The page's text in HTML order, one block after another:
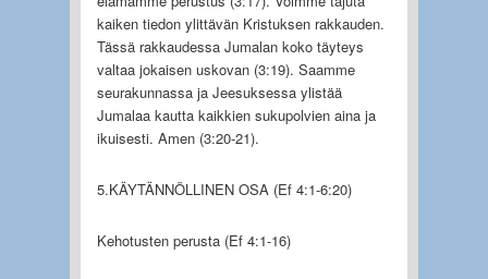
kaiken tiedon ylittävän Kristuksen rakkauden.
Tässä rakkaudessa Jumalan koko täyteys
valtaa jokaisen uskovan (3:19). Saamme
seurakunnassa ja Jeesuksessa ylistää
Jumalaa kautta kaikkien sukupolvien aina ja
ikuisesti. Amen (3:20-21).
5.KÄYTÄNNÖLLINEN OSA (Ef 4:1-6:20)
Kehotusten perusta (Ef 4:1-16)